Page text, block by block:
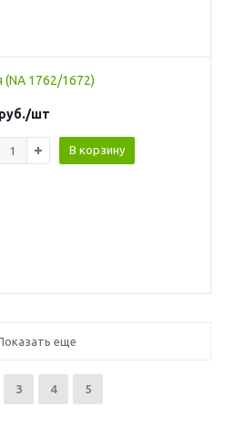
1762/1672)
руб./шт
В корзину
еще
3 4 5